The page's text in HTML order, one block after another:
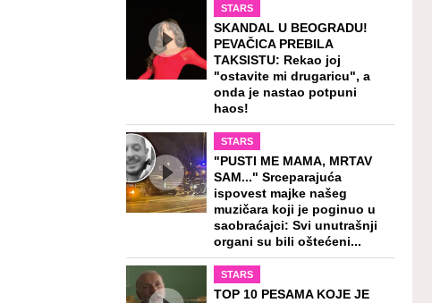
STARS
SKANDAL U BEOGRADU!
PEVAČICA PREBILA
TAKSISTU: Rekao joj
"ostavite mi drugaricu", a
onda je nastao potpuni
haos!
STARS
"PUSTI ME MAMA, MRTAV
SAM..." Srceparajuća
ispovest majke našeg
muzičara koji je poginuo u
saobraćajci: Svi unutrašnji
organi su bili oštećeni...
STARS
TOP 10 PESAMA KOJE JE